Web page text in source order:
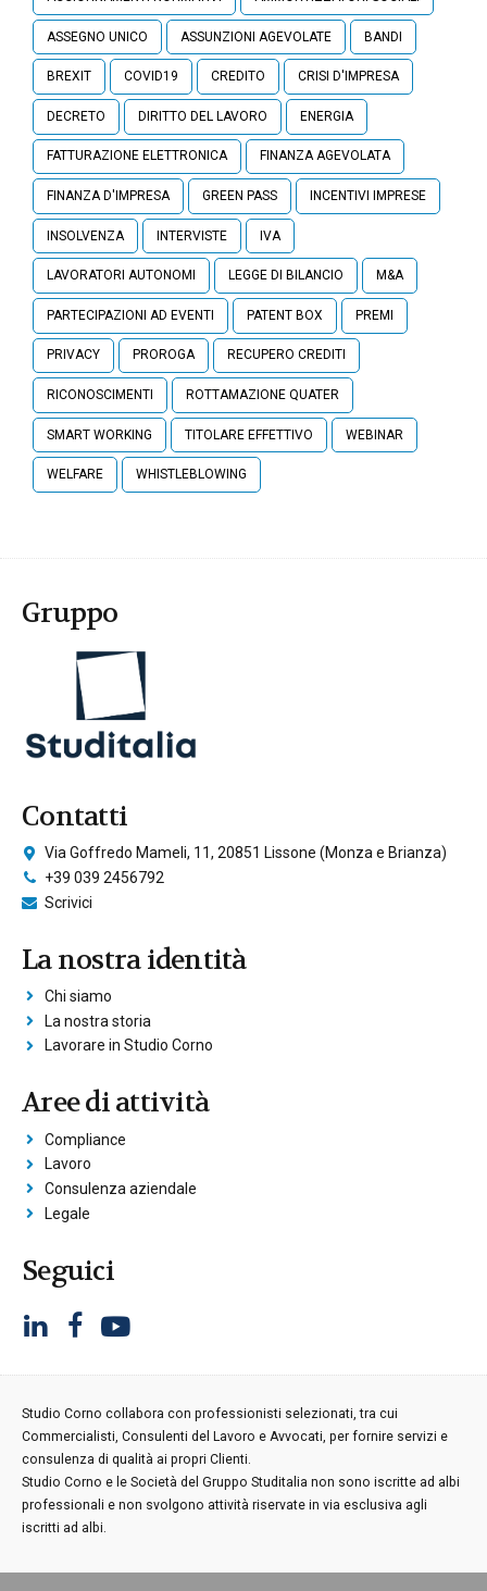
ASSEGNO UNICO ASSUNZIONI AGEVOLATE BANDI
BREXIT COVID19 CREDITO CRISI D'IMPRESA
DECRETO DIRITTO DEL LAVORO ENERGIA
FATTURAZIONE ELETTRONICA FINANZA AGEVOLATA
FINANZA D'IMPRESA GREEN PASS INCENTIVI IMPRESE
INSOLVENZA INTERVISTE IVA
LAVORATORI AUTONOMI LEGGE DI BILANCIO M&A
PARTECIPAZIONI AD EVENTI PATENT BOX PREMI
PRIVACY PROROGA RECUPERO CREDITI
RICONOSCIMENTI ROTTAMAZIONE QUATER
SMART WORKING TITOLARE EFFETTIVO WEBINAR
WELFARE WHISTLEBLOWING
Gruppo
Contatti
Via Goffredo Mameli, 11, 20851 Lissone (Monza e Brianza)
+39 039 2456792
Scrivici
La nostra identità
Chi siamo
La nostra storia
Lavorare in Studio Corno
Aree di attività
Compliance
Lavoro
Consulenza aziendale
Legale
Seguici
Studio Corno collabora con professionisti selezionati, tra cui
Commercialisti, Consulenti del Lavoro e Avvocati, per fornire servizi e
consulenza di qualità ai propri Clienti.
Studio Corno e le Società del Gruppo Studitalia non sono iscritte ad albi
professionali e non svolgono attività riservate in via esclusiva agli
iscritti ad albi.